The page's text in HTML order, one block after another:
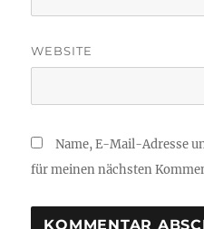
WEBSITE
Name, E-Mail-Adresse
für meinen nächsten